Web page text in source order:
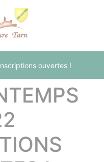
ouvertes !